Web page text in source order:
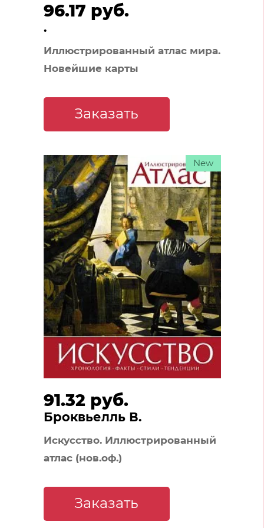
96.17 руб.
.
Иллюстрированный атлас мира.
Новейшие карты
Заказать
91.32 руб.
Броквьелль В.
Искусство. Иллюстрированный
атлас (нов.оф.)
New
Заказать